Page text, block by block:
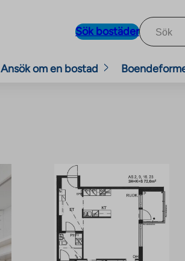
Sök bostäder
Ansök om en bostad